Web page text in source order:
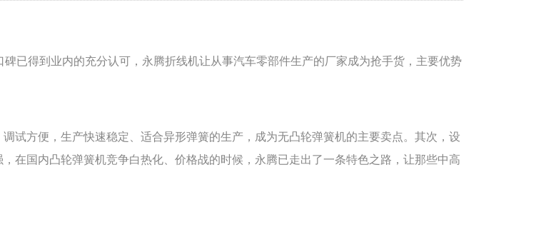
已得到业内的充分认可，永腾折线机让从事汽车零部件生产的厂家成为抢手货，主要优势
试方便，生产快速稳定、适合异形弹簧的生产，成为无凸轮弹簧机的主要卖点。其次，设
在国内凸轮弹簧机竞争白热化、价格战的时候，永腾已走出了一条特色之路，让那些中高